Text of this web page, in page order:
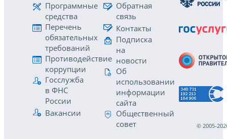
Программные
средства
Перечень
обязательных
требований
Противодействие
коррупции
Госслужба
в ФНС
России
Вакансии
Обратная
связь
Контакты
Подписка
на
новости
Об
использовании
информации
сайта
Общественный
совет
© 2005-